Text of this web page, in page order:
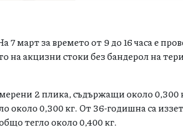
март за времето от 9 до 16 часа е
на акцизни стоки без бандерол на
2 плика, съдържащи около
0,300 кг. От 36-годишна са
тегло около 0,400 кг.